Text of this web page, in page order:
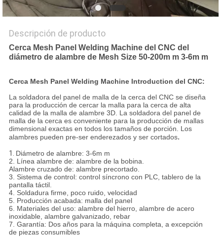
POLICY
Descripción de producto
Cerca Mesh Panel Welding Machine del CNC del
diámetro de alambre de Mesh Size 50-200m m 3-6m m
Cerca Mesh Panel Welding Machine Introduction del CNC:
La soldadora del panel de malla de la cerca del CNC se diseña
para la producción de cercar la malla para la cerca de alta
calidad de la malla de alambre 3D. La soldadora del panel de
malla de la cerca es conveniente para la producción de mallas
dimensional exactas en todos los tamaños de porción. Los
alambres pueden pre-ser enderezados y ser cortados.
1. Diámetro de alambre: 3-6m m
2. Línea alambre de: alambre de la bobina.
Alambre cruzado de: alambre precortado.
3. Sistema de control: control síncrono con PLC, tablero de la
pantalla táctil.
4. Soldadura firme, poco ruido, velocidad
5. Producción acabada: malla del panel
6. Materiales del uso: alambre del hierro, alambre de acero
inoxidable, alambre galvanizado, rebar
7. Garantía: Dos años para la máquina completa, a excepción
de piezas consumibles